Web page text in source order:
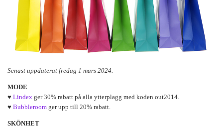
Senast uppdaterat fredag 1 mars 2024.
MODE
♥ Lindex ger 30% rabatt på alla ytterplagg med koden out2014.
♥ Bubbleroom ger upp till 20% rabatt.
SKÖNHET